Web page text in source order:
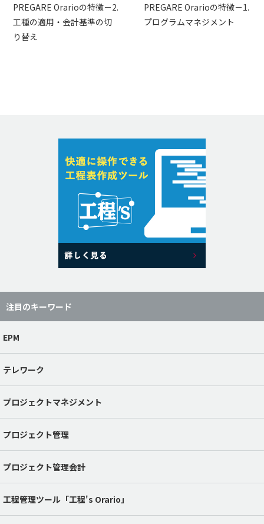
PREGARE Orarioの特徴－2.
工種の適用・会計基準の切
り替え
PREGARE Orarioの特徴－1.
プログラムマネジメント
注目のキーワード
EPM
テレワーク
プロジェクトマネジメント
プロジェクト管理
プロジェクト管理会計
工程管理ツール「工程's Orario」